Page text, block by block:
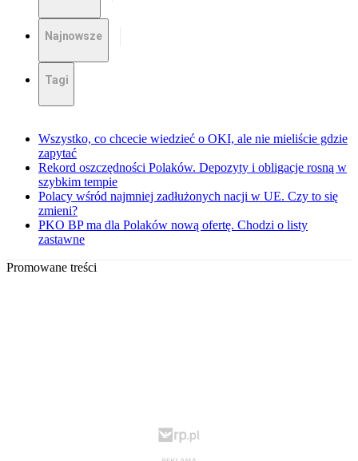
Najnowsze
Tagi
Wszystko, co chcecie wiedzieć o OKI, ale nie mieliście gdzie
zapytać
Rekord oszczędności Polaków. Depozyty i obligacje rosną w
szybkim tempie
Polacy wśród najmniej zadłużonych nacji w UE. Czy to się
zmieni?
PKO BP ma dla Polaków nową ofertę. Chodzi o listy
zastawne
Promowane treści